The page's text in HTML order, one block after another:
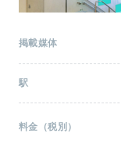
掲載媒体
駅
料金（税別）